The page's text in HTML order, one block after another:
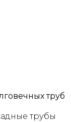
трубы